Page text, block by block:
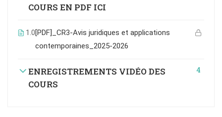
COURS EN PDF ICI
1.0[PDF]_CR3-Avis juridiques et applications
contemporaines_2025-2026
ENREGISTREMENTS VIDÉO DES
COURS
4